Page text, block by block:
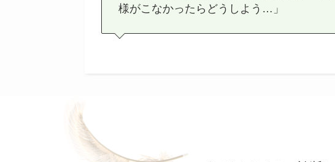
様がこなかったらどうしよう…」